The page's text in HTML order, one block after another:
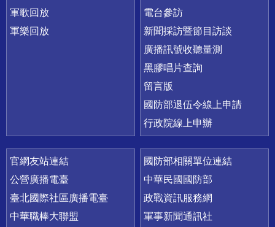
軍歌回放
軍樂回放
電台參訪
新聞採訪暨節目訪談
廣播訊號收聽量測
黑膠唱片查詢
留言版
國防部退伍令線上申請
行政院線上申辦
官網友站連結
公營廣播電臺
臺北國際社區廣播電臺
中華職棒大聯盟
國防部相關單位連結
中華民國國防部
政戰資訊服務網
軍事新聞通訊社